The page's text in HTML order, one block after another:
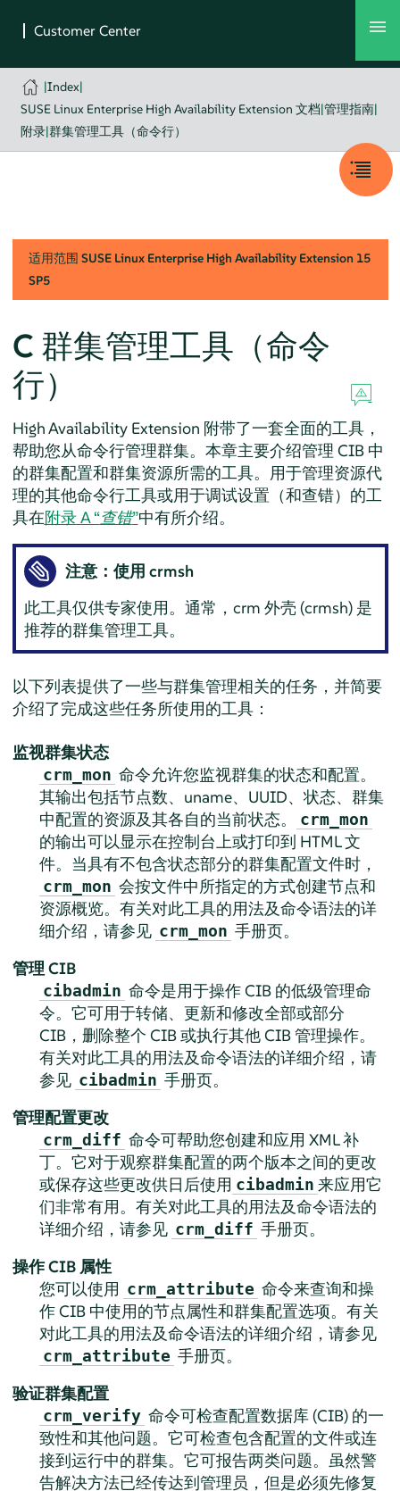
|Index|
SUSE Linux Enterprise High Availability Extension 文档|管理指南|
附录|群集管理工具（命令行）
适用范围 SUSE Linux Enterprise High Availability Extension 15
SP5
C 群集管理工具（命令
行）
High Availability Extension 附带了一套全面的工具，
帮助您从命令行管理群集。本章主要介绍管理 CIB 中
的群集配置和群集资源所需的工具。用于管理资源代
理的其他命令行工具或用于调试设置（和查错）的工
具在附录 A “查错”中有所介绍。
注意：使用 crmsh
此工具仅供专家使用。通常，crm 外壳 (crmsh) 是
推荐的群集管理工具。
以下列表提供了一些与群集管理相关的任务，并简要
介绍了完成这些任务所使用的工具：
监视群集状态
crm_mon 命令允许您监视群集的状态和配置。
其输出包括节点数、uname、UUID、状态、群集
中配置的资源及其各自的当前状态。
crm_mon
的输出可以显示在控制台上或打印到 HTML 文
件。当具有不包含状态部分的群集配置文件时，
crm_mon 会按文件中所指定的方式创建节点和
资源概览。有关对此工具的用法及命令语法的详
细介绍，请参见 crm_mon 手册页。
管理 CIB
cibadmin 命令是用于操作 CIB 的低级管理命
令。它可用于转储、更新和修改全部或部分
CIB，删除整个 CIB 或执行其他 CIB 管理操作。
有关对此工具的用法及命令语法的详细介绍，请
参见 cibadmin 手册页。
管理配置更改
crm_diff 命令可帮助您创建和应用 XML 补
丁。它对于观察群集配置的两个版本之间的更改
或保存这些更改供日后使用 cibadmin 来应用它
们非常有用。有关对此工具的用法及命令语法的
详细介绍，请参见 crm_diff 手册页。
操作 CIB 属性
您可以使用 crm_attribute 命令来查询和操
作 CIB 中使用的节点属性和群集配置选项。有关
对此工具的用法及命令语法的详细介绍，请参见
crm_attribute 手册页。
验证群集配置
crm_verify 命令可检查配置数据库 (CIB) 的一
致性和其他问题。它可检查包含配置的文件或连
接到运行中的群集。它可报告两类问题。虽然警
告解决方法已经传达到管理员，但是必须先修复